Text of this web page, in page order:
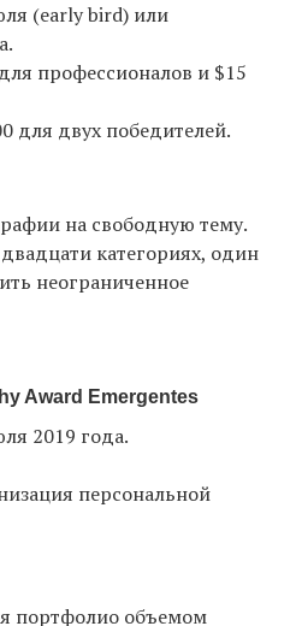
(early bird) или
профессионалов и $15
для двух победителей.
на свободную тему.
категориях, один
неограниченное
Award Emergentes
2019 года.
персональной
портфолио объемом